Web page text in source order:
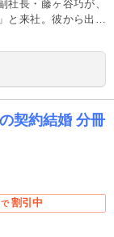
社長・藤ヶ谷巧が、
と来社。彼から出て
書かれた紙で……!?
人の、契約結婚ラブ
契約結婚 分冊
割引中